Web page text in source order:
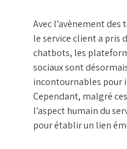
Avec l’avènement
le service client a pris
chatbots, les
sociaux sont
incontournables pour
Cependant, malgré
l’aspect humain du
pour établir un lien